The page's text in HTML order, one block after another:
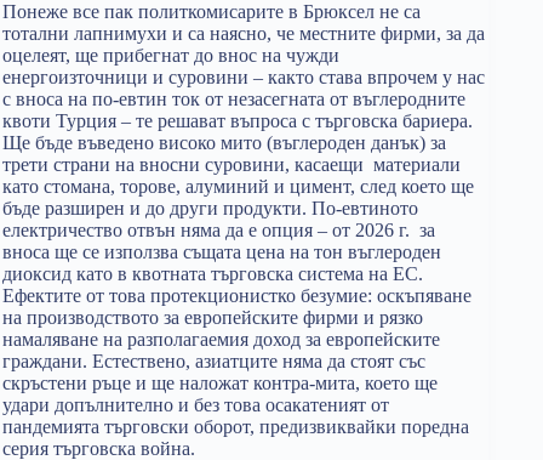
Понеже все пак политкомисарите в Брюксел не са
тотални лапнимухи и са наясно, че местните фирми, за да
оцелеят, ще прибегнат до внос на чужди
енергоизточници и суровини – както става впрочем у нас
с вноса на по-евтин ток от незасегната от въглеродните
квоти Турция – те решават въпроса с търговска бариера.
Ще бъде въведено високо мито (въглероден данък) за
трети страни на вносни суровини, касаещи материали
като стомана, торове, алуминий и цимент, след което ще
бъде разширен и до други продукти. По-евтиното
електричество отвън няма да е опция – от 2026 г. за
вноса ще се използва същата цена на тон въглероден
диоксид като в квотната търговска система на ЕС.
Ефектите от това протекционистко безумие: оскъпяване
на производството за европейските фирми и рязко
намаляване на разполагаемия доход за европейските
граждани. Естествено, азиатците няма да стоят със
скръстени ръце и ще наложат контра-мита, което ще
удари допълнително и без това осакатеният от
пандемията търговски оборот, предизвиквайки поредна
серия търговска война.